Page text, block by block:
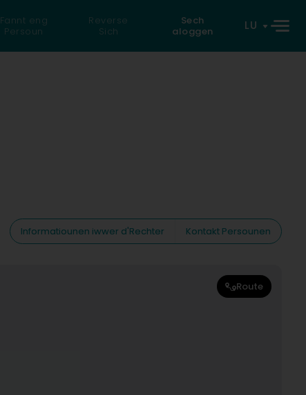
Fannt eng
Persoun
Reverse
Sich
Sech
aloggen
LU
Informatiounen iwwer d'Rechter
Kontakt Persounen
Route